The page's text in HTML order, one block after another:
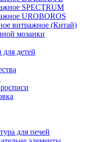
SPECTRUM
UROBOROS
витражное (Китай)
мозаики
для детей
для печей